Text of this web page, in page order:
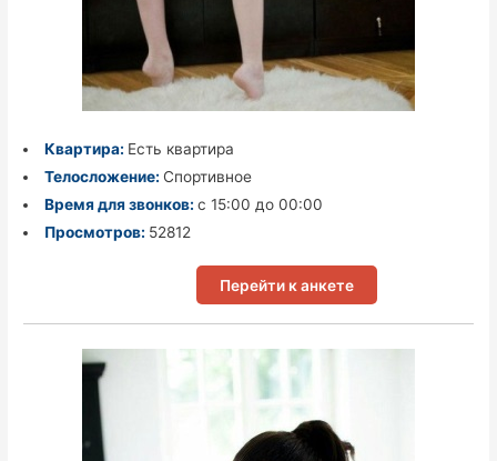
Квартира: Есть квартира
Телосложение: Спортивное
Время для звонков: с 15:00 до 00:00
Просмотров: 52812
Перейти к анкете